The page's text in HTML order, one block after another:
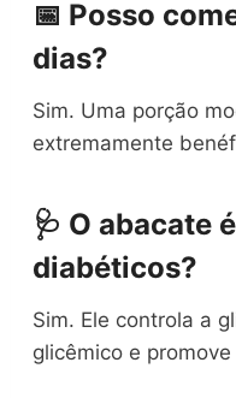
📅 Posso
dias?
Sim. Uma porção
extremamente
🩺 O abacate
diabéticos?
Sim. Ele controla a
glicêmico e